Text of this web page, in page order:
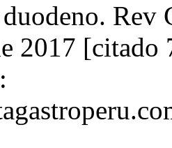
Rev
2017 [citado